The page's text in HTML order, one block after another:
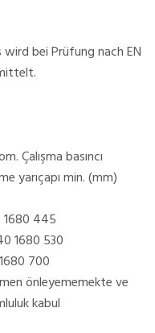
wird bei Prüfung nach EN
Çalışma basıncı
yarıçapı min. (mm)
1680 445
1680 530
700
önleyememekte ve
kabul